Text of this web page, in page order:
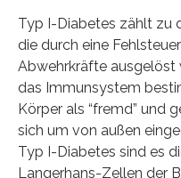
Typ I-Diabetes zählt zu
die durch eine
Abwehrkräfte ausgelöst
das Immunsystem
Körper als “fremd” und
sich um von außen
Typ I-Diabetes sind es
Langerhans-Zellen der